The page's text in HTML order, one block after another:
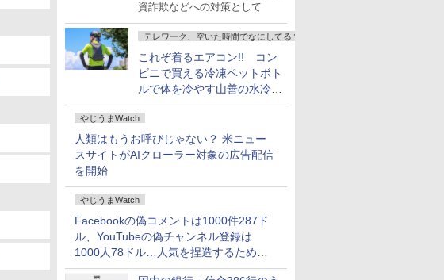
資詐欺などへの対策として
テレワーク、空いた時間でなにしてる？
これぞ着るエアコン!! コン
ビニで買える冷凍ペットボト
ルで体を冷やす山善の水冷ベ
ストがロードバイクにちょう
どいい【ぼっち・ざ・ろー
ど！その14】
やじうまWatch
人類はもうお呼びじゃない？ 米ニュー
スサイトがAIクローラー対象の広告配信
を開始
やじうまWatch
Facebookの偽コメントは1000件287ド
ル、YouTubeの偽チャンネル登録は
1000人78ドル…人気を捏造するための
価格リストが公開中